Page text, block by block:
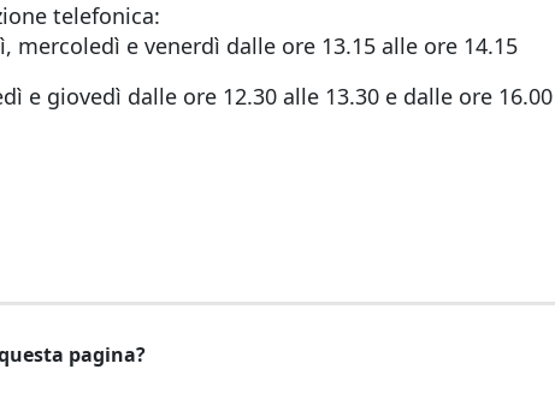
telefonica:
mercoledì e venerdì dalle ore 13.15 alle ore 14.15
e giovedì dalle ore 12.30 alle 13.30 e dalle ore
pagina?